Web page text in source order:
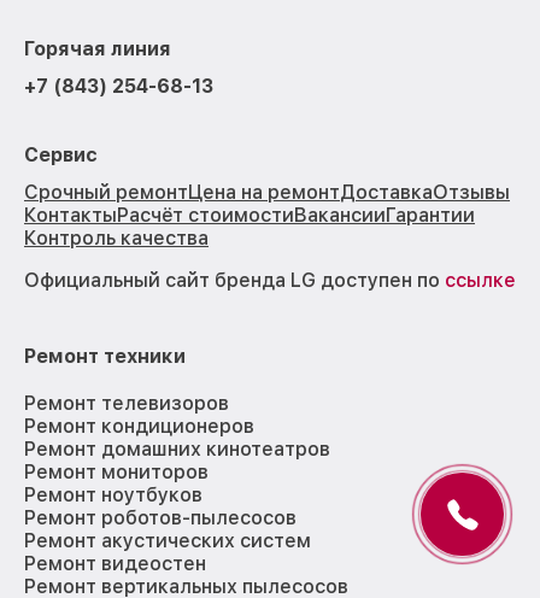
Горячая линия
+7 (843) 254-68-13
Сервис
Срочный ремонтЦена на ремонтДоставкаОтзывы
КонтактыРасчёт стоимостиВакансииГарантии
Контроль качества
Официальный сайт бренда LG доступен по ссылке
Ремонт техники
Ремонт телевизоров
Ремонт кондиционеров
Ремонт домашних кинотеатров
Ремонт мониторов
Ремонт ноутбуков
Ремонт роботов-пылесосов
Ремонт акустических систем
Ремонт видеостен
Ремонт вертикальных пылесосов